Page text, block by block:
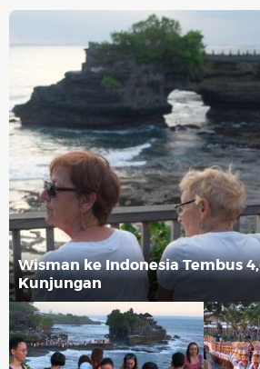
Wisman ke Indonesia Tembus
Kunjungan